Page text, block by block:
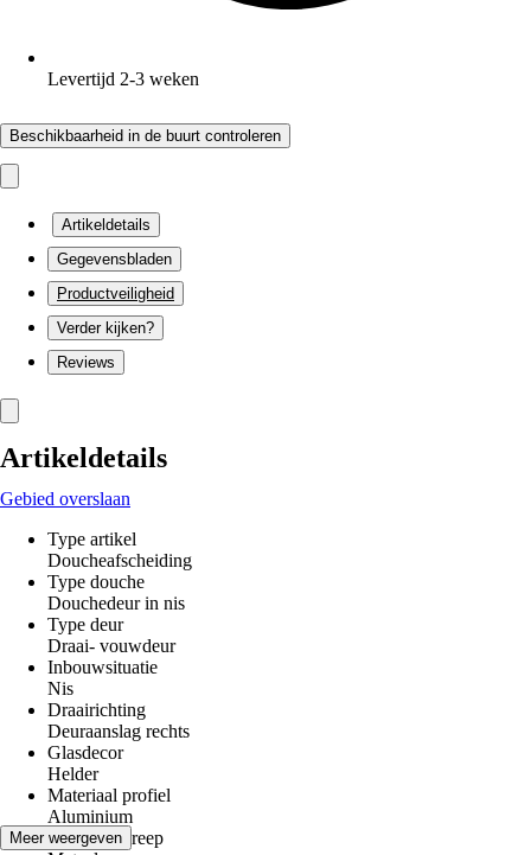
Levertijd 2-3 weken
Beschikbaarheid in de buurt controleren
Artikeldetails
Gegevensbladen
Productveiligheid
Verder kijken?
Reviews
Artikeldetails
Gebied overslaan
Type artikel
Doucheafscheiding
Type douche
Douchedeur in nis
Type deur
Draai- vouwdeur
Inbouwsituatie
Nis
Draairichting
Deuraanslag rechts
Glasdecor
Helder
Materiaal profiel
Aluminium
Materiaal greep
Meer weergeven